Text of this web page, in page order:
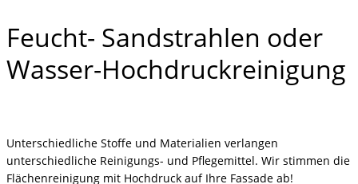
Feucht- Sandstrahlen oder
Wasser-Hochdruckreinigung
Unterschiedliche Stoffe und Materialien verlangen
unterschiedliche Reinigungs- und Pflegemittel. Wir stimmen die
Flächenreinigung mit Hochdruck auf Ihre Fassade ab!